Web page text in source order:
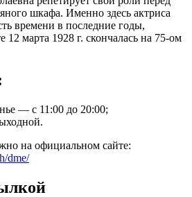
шкафа. Именно здесь актриса
времени в последние годы,
12 марта 1928 г. скончалась на 75-ом
— с 11:00 до 20:00;
на официальном сайте:
dme/